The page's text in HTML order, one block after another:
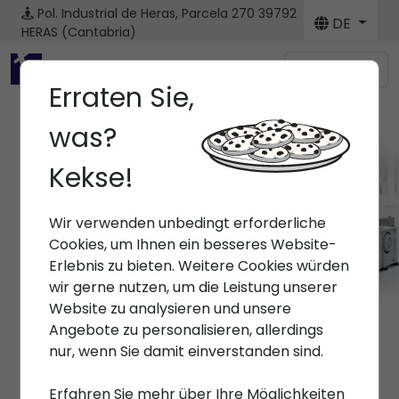
Pol. Industrial de Heras, Parcela 270 39792
HERAS (Cantabria)
DE
Menú
Erraten Sie,
was?
Kekse!
Wir verwenden unbedingt erforderliche
Cookies, um Ihnen ein besseres Website-
Erlebnis zu bieten. Weitere Cookies würden
wir gerne nutzen, um die Leistung unserer
Website zu analysieren und unsere
Angebote zu personalisieren, allerdings
nur, wenn Sie damit einverstanden sind.
Erfahren Sie mehr über Ihre Möglichkeiten